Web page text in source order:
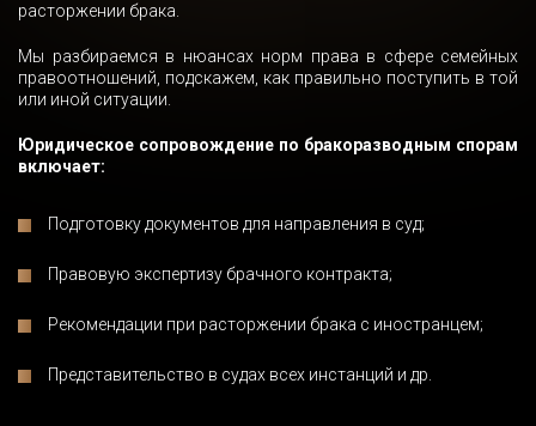
расторжении брака.
Мы разбираемся в нюансах норм права в сфере семейных
правоотношений, подскажем, как правильно поступить в той
или иной ситуации.
Юридическое сопровождение по бракоразводным спорам
включает:
Подготовку документов для направления в суд;
Правовую экспертизу брачного контракта;
Рекомендации при расторжении брака с иностранцем;
Представительство в судах всех инстанций и др.